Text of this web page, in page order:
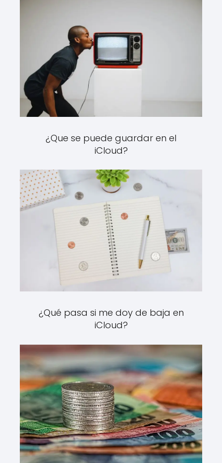
¿Que se puede guardar en el
iCloud?
¿Qué pasa si me doy de baja en
iCloud?